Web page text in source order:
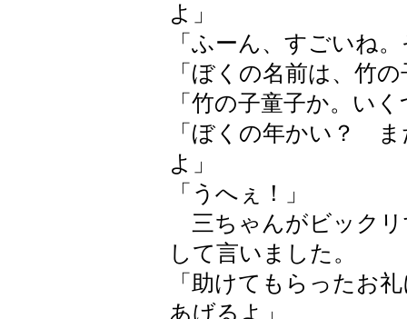
よ」
「ふーん、すごいね
「ぼくの名前は、竹
「竹の子童子か。い
「ぼくの年かい？
よ」
「うへぇ！」
三ちゃんがビックリ
して言いました。
「助けてもらったお
あげるよ」